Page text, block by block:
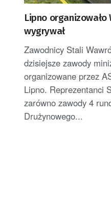
Lipno organizowało
wygrywał
Zawodnicy Stali
dzisiejsze zawody
organizowane przez
Lipno. Reprezentanci
zarówno zawody 4
Drużynowego...